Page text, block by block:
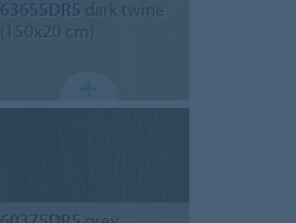
63655DR5 dark twine
(150x20 cm)